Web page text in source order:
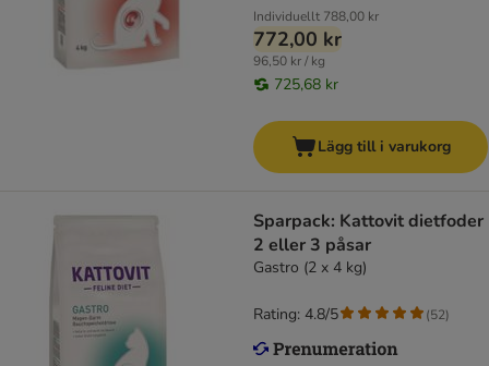
Individuellt 788,00 kr
772,00 kr
96,50 kr / kg
725,68 kr
Lägg till i varukorg
Sparpack: Kattovit dietfoder
2 eller 3 påsar
Gastro (2 x 4 kg)
Rating: 4.8/5 (52)